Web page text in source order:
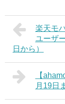
楽天モ
ユーザ
日から）
【
月19日